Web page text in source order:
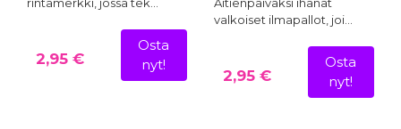
2,95 €
Osta
nyt!
valkoiset ilmapallot, joi…
2,95 €
Osta
nyt!